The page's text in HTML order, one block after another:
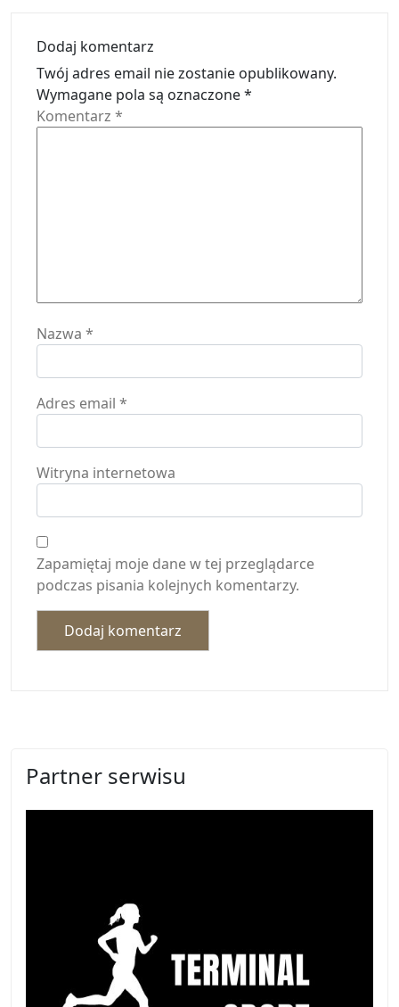
Dodaj komentarz
Twój adres email nie zostanie opublikowany.
Wymagane pola są oznaczone*
Komentarz *
Nazwa *
Adres email *
Witryna internetowa
Zapamiętaj moje dane w tej przeglądarce
podczas pisania kolejnych komentarzy.
Partner serwisu